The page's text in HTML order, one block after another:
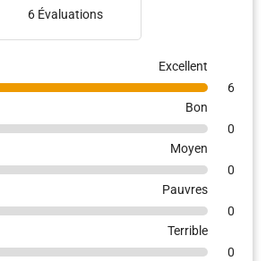
6 Évaluations
Excellent
6
Bon
0
Moyen
0
Pauvres
0
Terrible
0